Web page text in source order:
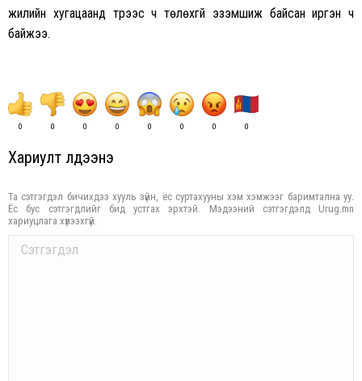
жилийн хугацаанд түрээс ч төлөхгүй эзэмшиж байсан иргэн ч
байжээ.
0 0 0 0 0 0 0 0
Хариулт үлдээнэ үү
Та сэтгэгдэл бичихдээ хууль зүйн, ёс суртахууны хэм хэмжээг баримтална уу.
Ёс бус сэтгэгдлийг бид устгах эрхтэй. Мэдээний сэтгэгдэлд Urug.mn
хариуцлага хүлээхгүй.
Comment